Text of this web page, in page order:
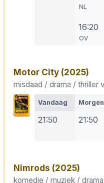
NL
16:20
OV
Motor City (2025)
misdaad / drama / thriller
Vandaag Morgen
21:50 21:50
Nimrods (2025)
komedie / muziek /